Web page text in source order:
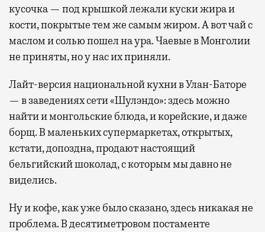
кусочка — под крышкой лежали куски жира и
кости, покрытые тем же самым жиром. А вот чай с
маслом и солью пошел на ура. Чаевые в Монголии
не приняты, но у нас их приняли.
Лайт-версия национальной кухни в Улан-Баторе
— в заведениях сети «Шулэндо»: здесь можно
найти и монгольские блюда, и корейские, и даже
борщ. В маленьких супермаркетах, открытых,
кстати, допоздна, продают настоящий
бельгийский шоколад, с которым мы давно не
виделись.
Ну и кофе, как уже было сказано, здесь никакая не
проблема. В десятиметровом постаменте